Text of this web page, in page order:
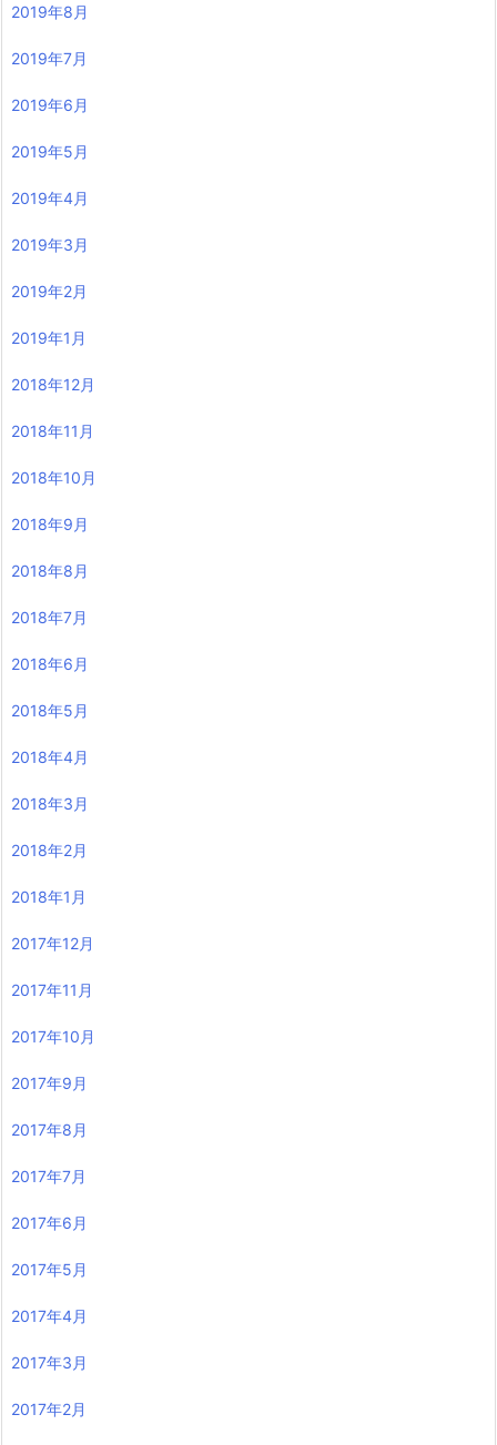
2019年8月
2019年7月
2019年6月
2019年5月
2019年4月
2019年3月
2019年2月
2019年1月
2018年12月
2018年11月
2018年10月
2018年9月
2018年8月
2018年7月
2018年6月
2018年5月
2018年4月
2018年3月
2018年2月
2018年1月
2017年12月
2017年11月
2017年10月
2017年9月
2017年8月
2017年7月
2017年6月
2017年5月
2017年4月
2017年3月
2017年2月